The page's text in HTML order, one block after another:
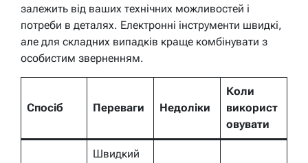
залежить від ваших технічних можливостей і
потреби в деталях. Електронні інструменти швидкі,
але для складних випадків краще комбінувати з
особистим зверненням.
Спосіб Переваги Недоліки
Коли
використ
овувати
Швидкий